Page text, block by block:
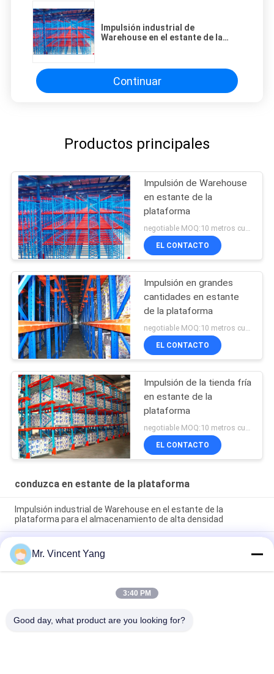
Impulsión industrial de
Warehouse en el estante de la
Continuar
Productos principales
Impulsión de Warehouse
en estante de la
plataforma
negotiable MOQ:10 metros cuadrados
EL CONTACTO
Impulsión en grandes
cantidades en estante
de la plataforma
EL CONTACTO
Impulsión de la tienda fría
en estante de la
plataforma
EL CONTACTO
conduzca en estante de la plataforma
Impulsión industrial de Warehouse en el estante de la
plataforma para el almacenamiento de alta densidad
La impulsión en grandes cantidades en el estante de la
plataforma, 4000m m laminó el estante del acero de la
estructura
Impulsión de la tienda fría en el tormento de plataforma
ajustable del estante de la plataforma con el centro de los
Mr. Vincent Yang
3:40 PM
Good day, what product are you looking for?